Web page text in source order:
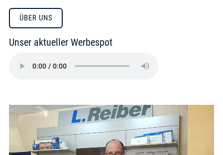
ÜBER UNS
Unser aktueller Werbespot